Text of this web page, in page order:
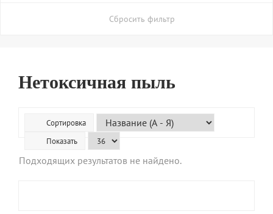
Сбросить фильтр
Нетоксичная пыль
Сортировка
Показать
Подходящих результатов не найдено.